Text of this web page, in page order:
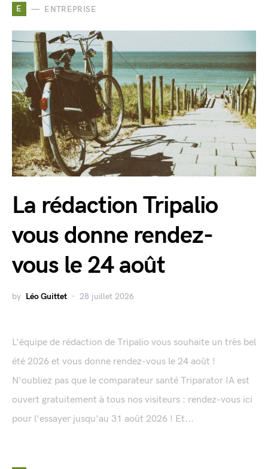
E ENTREPRISE
La rédaction Tripalio
vous donne rendez-
vous le 24 août
by Léo Guittet 28 juillet 2026
L'équipe de rédaction de Tripalio vous souhaite un très bel
été 2026 et vous donne rendez-vous le 24 août !
N'oubliez pas que le comparateur santé Triparator IA est
ouvert gratuitement à tous nos visiteurs : rendez-vous ici
pour l'essayer jusqu'au 31 août 2026 ! Et...